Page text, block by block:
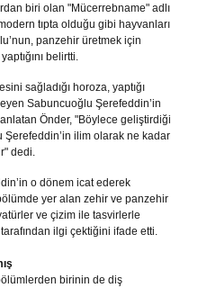
biri olan "Mücerrebname" adlı
tıpta olduğu gibi hayvanları
panzehir üretmek için
belirtti.
sağladığı horoza, yaptığı
Sabuncuoğlu Şerefeddin’in
Önder, "Böylece geliştirdiği
ilim olarak ne kadar
dedi.
o dönem icat ederek
yer alan zehir ve panzehir
ve çizim ile tasvirlerle
ilgi çektiğini ifade etti.
birinin de diş